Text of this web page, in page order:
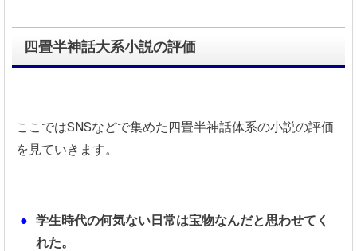
四畳半神話大系小説の評価
ここではSNSなどで集めた四畳半神話体系の小説の評価
を見ていきます。
学生時代の何気ない日常は宝物なんだと思わせてく
れた。